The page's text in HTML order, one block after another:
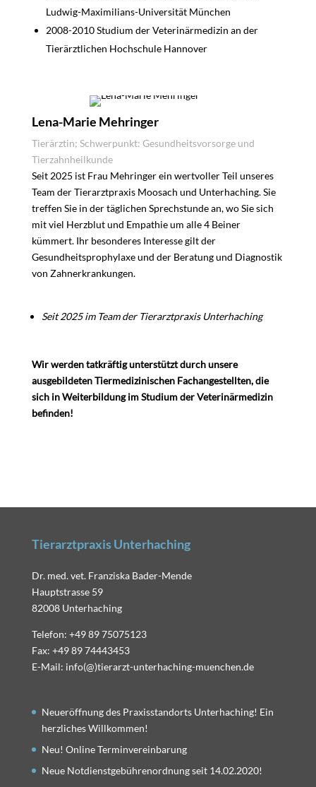
Ludwig-Maximilians-Universität München
2008-2010 Studium der Veterinärmedizin an der
Tierärztlichen Hochschule Hannover
Lena-Marie Mehringer
Tierärztin; Schwerpunkt: Gesundheitsvorsorge und
Tierzahnheilkunde
Seit 2025 ist Frau Mehringer ein wertvoller Teil unseres
Team der Tierarztpraxis Moosach und Unterhaching. Sie
treffen Sie in der täglichen Sprechstunde an, wo Sie sich
mit viel Herzblut und Empathie um alle 4 Beiner
kümmert. Ihr besonderes Interesse gilt der
Gesundheitsprophylaxe und der Beratung und Diagnostik
von Zahnerkrankungen.
Seit 2025 im Team der Tierarztpraxis Unterhaching
Wir werden tatkräftig unterstützt durch unsere
ausgebildeten Tiermedizinischen Fachangestellten, die
sich in Weiterbildung im Studium der Veterinärmedizin
befinden!
Tierarztpraxis Unterhaching
Dr. med. vet. Franziska Bader-Mende
Hauptstrasse 59
82008 Unterhaching
Telefon: +49 89 75075123
Fax: +49 89 74443453
E-Mail: info(@)tierarzt-unterhaching-muenchen.de
Neueröffnung des Praxisstandorts Unterhaching! Ein
herzliches Willkommen!
Neu! Online Terminvereinbarung
Neue Notdienstgebührenordnung seit 14.02.2020!